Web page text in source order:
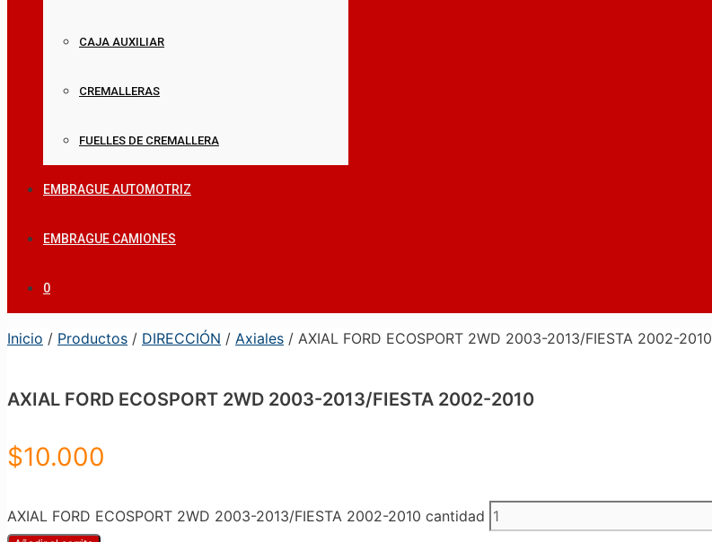
CAJA AUXILIAR
CREMALLERAS
FUELLES DE CREMALLERA
EMBRAGUE AUTOMOTRIZ
EMBRAGUE CAMIONES
0
Inicio / Productos / DIRECCIÓN / Axiales / AXIAL FORD ECOSPORT 2WD 2003-2013/FIESTA 2002-2010
AXIAL FORD ECOSPORT 2WD 2003-2013/FIESTA 2002-2010
$10.000
AXIAL FORD ECOSPORT 2WD 2003-2013/FIESTA 2002-2010 cantidad